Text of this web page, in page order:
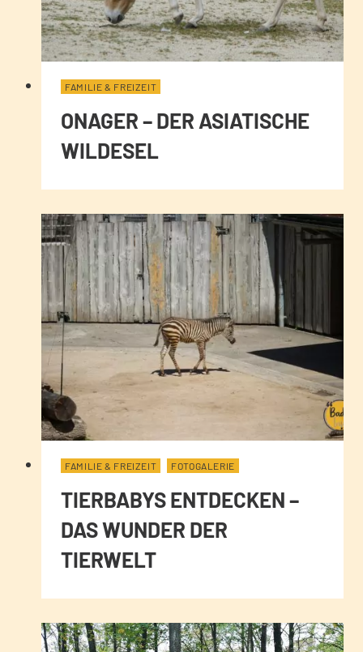
FAMILIE & FREIZEIT
ONAGER – DER ASIATISCHE
WILDESEL
FAMILIE & FREIZEIT FOTOGALERIE
TIERBABYS ENTDECKEN –
DAS WUNDER DER
TIERWELT